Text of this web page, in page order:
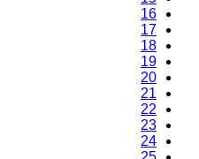
16
17
18
19
20
21
22
23
24